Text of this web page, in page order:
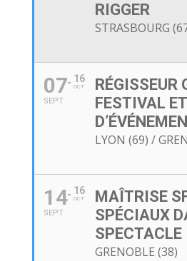
RIGGER
STRASBOURG
07
SEPT
16
OCT
RÉGISSEUR
FESTIVAL ET
LYON (69) /
14
SEPT
16
OCT
MAÎTRISE
SPÉCIAUX
SPECTACLE
GRENOBLE (38)